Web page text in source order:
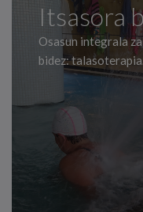
Itsasora
Osasun integrala
bidez: